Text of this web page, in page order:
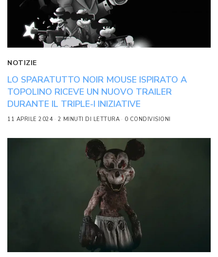
NOTIZIE
LO SPARATUTTO NOIR MOUSE ISPIRATO A
TOPOLINO RICEVE UN NUOVO TRAILER
DURANTE IL TRIPLE-I INIZIATIVE
11 APRILE 2024 2 MINUTI DI LETTURA 0 CONDIVISIONI